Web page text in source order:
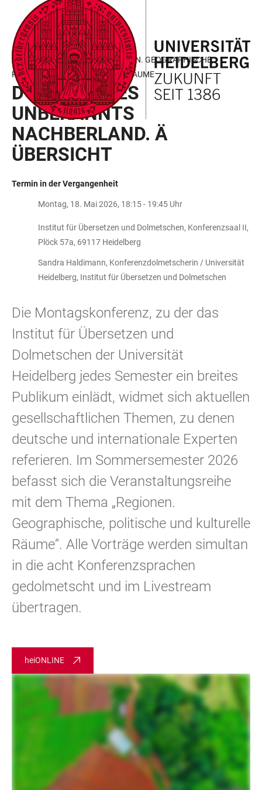
LINKS
ZUR
BARRIEREFREIHEIT
ZUM
HAUPTINHALT
HAUPTNAVIGATION
ÖFFNEN
WEBSEITENSUCHE
ÖFFNEN
MONTAGSKONFERENZ: REGIONEN. GEOGRAPHISCHE,
POLITISCHE UND KULTURELLE RÄUME
D'SCHWIZ − ES
UNBEKANNTS
NACHBERLAND. Ä
ÜBERSICHT
Termin in der Vergangenheit
Montag, 18. Mai 2026, 18:15 - 19:45 Uhr
Institut für Übersetzen und Dolmetschen, Konferenzsaal II,
Plöck 57a, 69117 Heidelberg
Sandra Haldimann, Konferenzdolmetscherin / Universität
Heidelberg, Institut für Übersetzen und Dolmetschen
Die Montagskonferenz, zu der das
Institut für Übersetzen und
Dolmetschen der Universität
Heidelberg jedes Semester ein breites
Publikum einlädt, widmet sich aktuellen
gesellschaftlichen Themen, zu denen
deutsche und internationale Experten
referieren. Im Sommersemester 2026
befasst sich die Veranstaltungsreihe
mit dem Thema „Regionen.
Geographische, politische und kulturelle
Räume“. Alle Vorträge werden simultan
in die acht Konferenzsprachen
gedolmetscht und im Livestream
übertragen.
heiONLINE